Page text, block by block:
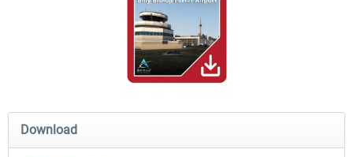
Airports of Mexico City & Central US Cities X - Chicago
Download